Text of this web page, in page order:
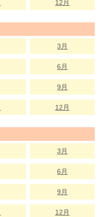
12月
3月
6月
9月
12月
3月
6月
9月
12月